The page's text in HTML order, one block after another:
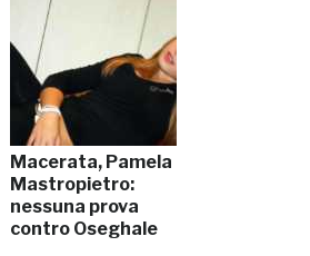
Macerata, Pamela
Mastropietro:
nessuna prova
contro Oseghale